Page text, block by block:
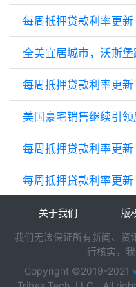
每周抵押贷款利率更
全美宜居城市，沃斯
每周抵押贷款利率更
美国豪宅销售继续引
每周抵押贷款利率更
每周抵押贷款利率更
关于我们 版
我们无法保证所有新闻、资
行核实，
Copyright ©2019-2021